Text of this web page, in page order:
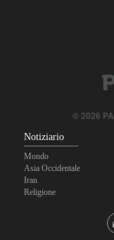
Araghchi ai Paesi
abbracciare la vera
© 2026
Notiziario
Mondo
Asia Occidentale
Iran
Religione